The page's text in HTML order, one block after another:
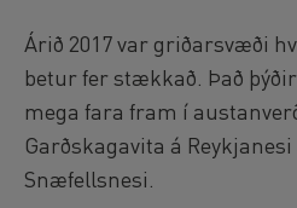
Árið 2017 var griðarsvæði
betur fer stækkað. Það
mega fara fram í
Garðskagavita á
Snæfellsnesi.